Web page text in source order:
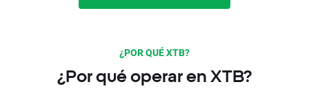
¿POR QUÉ XTB?
¿Por qué operar en XTB?